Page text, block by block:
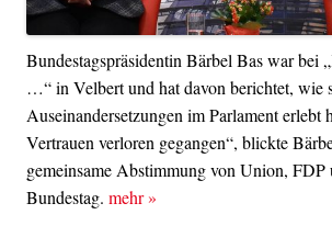
Bundestagspräsidentin Bärbel Bas war bei
…“ in Velbert und hat davon berichtet, wie
Auseinandersetzungen im Parlament erlebt
Vertrauen verloren gegangen“, blickte
gemeinsame Abstimmung von Union,
Bundestag. mehr»